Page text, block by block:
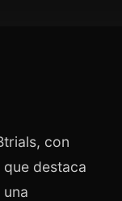
con
destaca